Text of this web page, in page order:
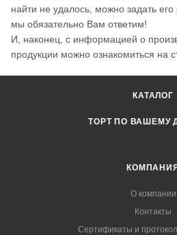
найти не удалось, можно задать
мы обязательно Вам ответим!
И, наконец, с информацией о
продукции можно ознакомиться на
КАТАЛОГ
ТОРТ ПО ВАШЕМУ
КОМПАНИЯ
О компании
Контакты
Сертификаты и